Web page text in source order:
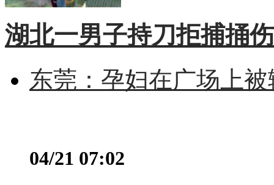
湖北一男子持刀拒捕捅
东莞：孕妇在广场上
04/21 07:02